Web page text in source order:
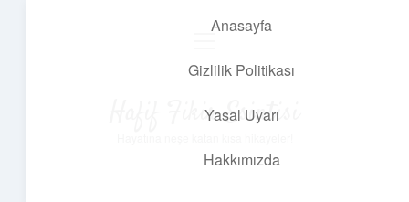
Anasayfa
Gizlilik Politikası
Yasal Uyarı
Hakkımızda
Hafif Fikir Esintisi